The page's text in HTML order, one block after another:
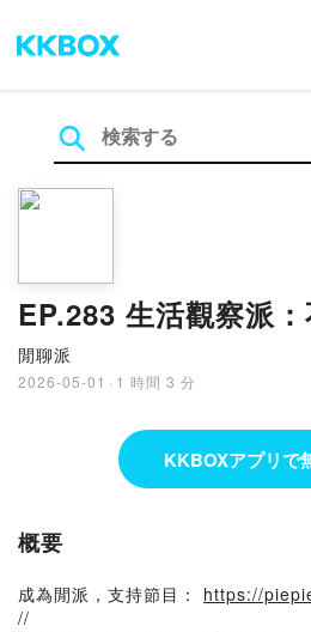
EP.283 生活觀察派
閒聊派
2026-05-01 · 1 時間 3 分
KKBOXアプリで
概要
成為閒派，支持節目： https://
//